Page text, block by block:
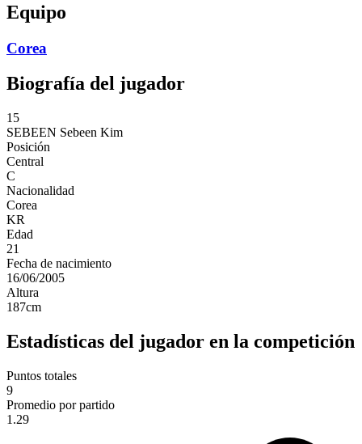
Equipo
Corea
Biografía del jugador
15
SEBEEN Sebeen Kim
Posición
Central
C
Nacionalidad
Corea
KR
Edad
21
Fecha de nacimiento
16/06/2005
Altura
187cm
Estadísticas del jugador en la competición
Puntos totales
9
Promedio por partido
1.29